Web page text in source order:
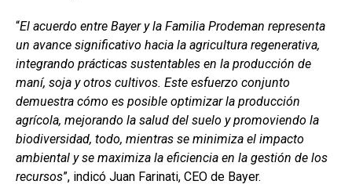
“El acuerdo entre Bayer y la Familia Prodeman representa
un avance significativo hacia la agricultura regenerativa,
integrando prácticas sustentables en la producción de
maní, soja y otros cultivos. Este esfuerzo conjunto
demuestra cómo es posible optimizar la producción
agrícola, mejorando la salud del suelo y promoviendo la
biodiversidad, todo, mientras se minimiza el impacto
ambiental y se maximiza la eficiencia en la gestión de los
recursos”, indicó Juan Farinati, CEO de Bayer.